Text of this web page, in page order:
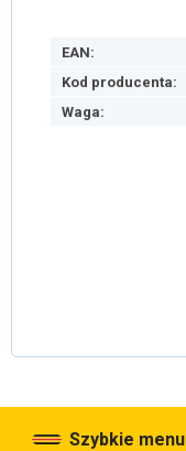
EAN:
Kod producenta:
Waga:
Szybkie menu